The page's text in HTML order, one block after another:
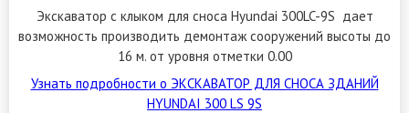
Экскаватор с клыком для сноса Hyundai 300LC-9S дает
возможность производить демонтаж сооружений высоты до
16 м. от уровня отметки 0.00
Узнать подробности о ЭКСКАВАТОР ДЛЯ СНОСА ЗДАНИЙ
HYUNDAI 300 LS 9S